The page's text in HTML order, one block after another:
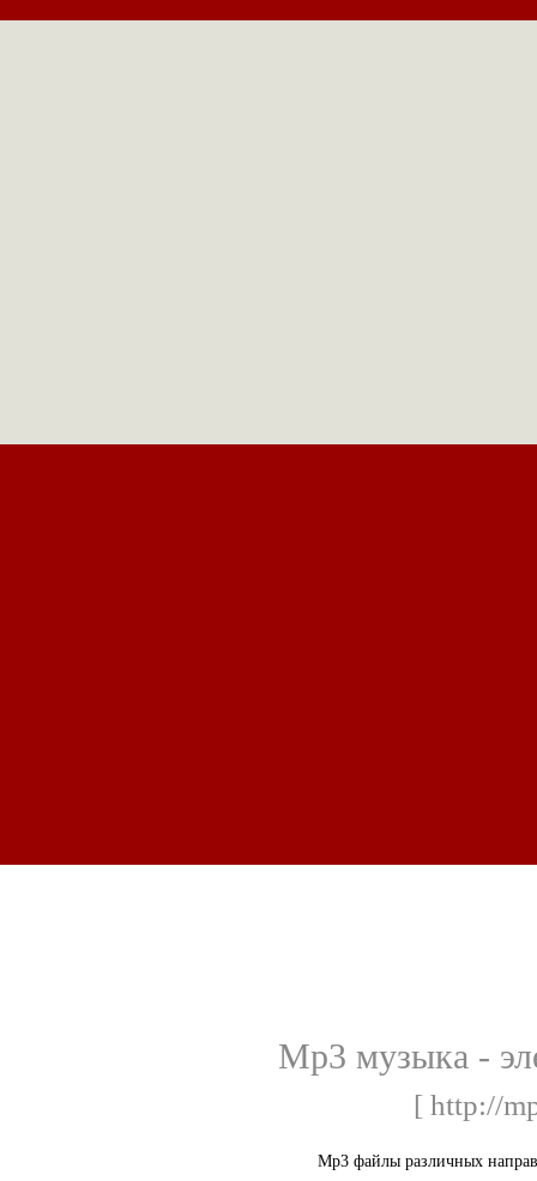
Mp3 музыка -
[ http://
Mp3 файлы различных